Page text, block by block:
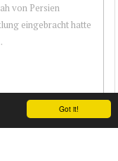
Got it!
von Persien
eingebracht hatte